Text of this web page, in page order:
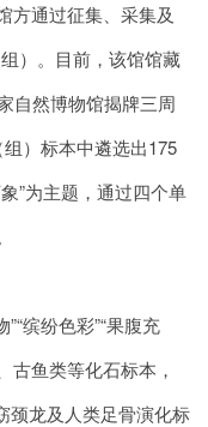
方通过征集、采集及
）。目前，该馆馆藏
自然博物馆揭牌三周
）标本中遴选出175
”为主题，通过四个单
缤纷色彩”“果腹充
古鱼类等化石标本，
颈龙及人类足骨演化标